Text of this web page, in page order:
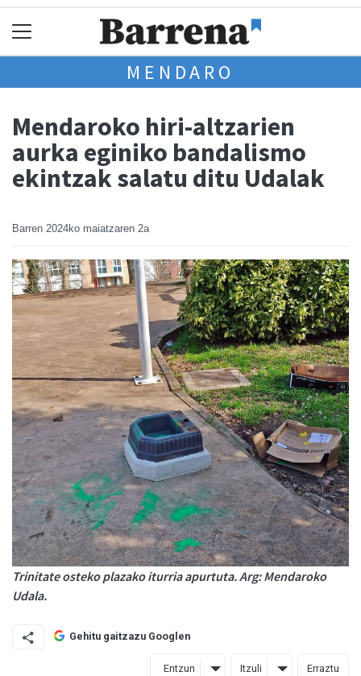
MENDARO
Mendaroko hiri-altzarien
aurka eginiko bandalismo
ekintzak salatu ditu Udalak
Barren 2024ko maiatzaren 2a
Trinitate osteko plazako iturria apurtuta. Arg: Mendaroko
Udala.
Gehitu gaitzazu Googlen
Entzun Itzuli Erraztu